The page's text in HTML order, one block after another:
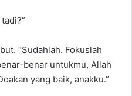
“Sudahlah. Fokuslah
benar untukmu, Allah
yang baik, anakku.”